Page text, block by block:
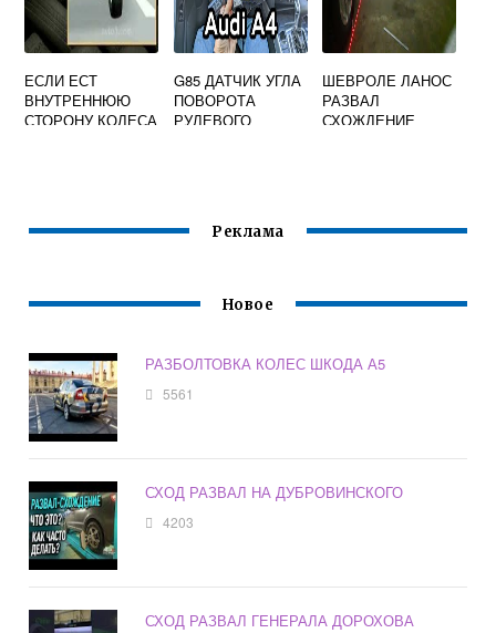
ЕСЛИ ЕСТ
ВНУТРЕННЮЮ
СТОРОНУ КОЛЕСА
G85 ДАТЧИК УГЛА
ПОВОРОТА
РУЛЕВОГО
ШЕВРОЛЕ ЛАНОС
РАЗВАЛ
СХОЖДЕНИЕ
Реклама
Новое
РАЗБОЛТОВКА КОЛЕС ШКОДА А5
5561
СХОД РАЗВАЛ НА ДУБРОВИНСКОГО
4203
СХОД РАЗВАЛ ГЕНЕРАЛА ДОРОХОВА